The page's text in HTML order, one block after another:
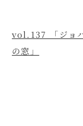
vol.137 「ジョ
の窓」